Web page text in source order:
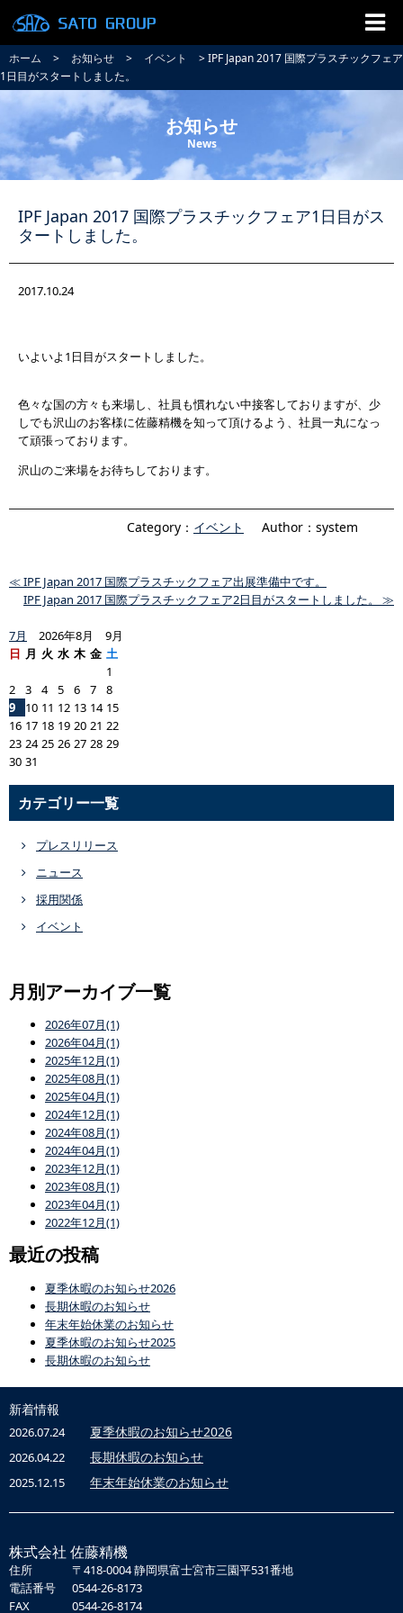
ホーム > お知らせ > イベント
> IPF Japan 2017 国際プラスチックフェア
1日目がスタートしました。
お知らせ
News
IPF Japan 2017 国際プラスチックフェア1日目がス
タートしました。
2017.10.24
いよいよ1日目がスタートしました。
色々な国の方々も来場し、社員も慣れない中接客しておりますが、少
しでも沢山のお客様に佐藤精機を知って頂けるよう、社員一丸になっ
て頑張っております。
沢山のご来場をお待ちしております。
Category： イベント Author：system
≪ IPF Japan 2017 国際プラスチックフェア出展準備中です。
IPF Japan 2017 国際プラスチックフェア2日目がスタートしました。 ≫
7月
2026年8月 9月
日 月 火 水 木 金 土
1
2
3 4 5 6 7
8
9
10 11 12 13 14 15
16 17 18 19 20 21 22
23 24 25 26 27 28 29
30 31
カテゴリー一覧
プレスリリース
ニュース
採用関係
イベント
月別アーカイブ一覧
2026年07月(1)
2026年04月(1)
2025年12月(1)
2025年08月(1)
2025年04月(1)
2024年12月(1)
2024年08月(1)
2024年04月(1)
2023年12月(1)
2023年08月(1)
2023年04月(1)
2022年12月(1)
最近の投稿
夏季休暇のお知らせ2026
長期休暇のお知らせ
年末年始休業のお知らせ
夏季休暇のお知らせ2025
長期休暇のお知らせ
新着情報
2026.07.24 夏季休暇のお知らせ2026
2026.04.22 長期休暇のお知らせ
2025.12.15 年末年始休業のお知らせ
株式会社 佐藤精機
住所
〒418-0004 静岡県富士宮市三園平531番地
電話番号
0544-26-8173
FAX
0544-26-8174